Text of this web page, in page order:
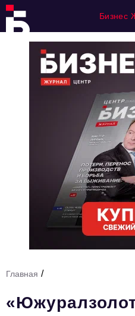
Бизнес
Регулирование
Премия "Тульский Бизнес"
История тульского
Тема номера
Главная /